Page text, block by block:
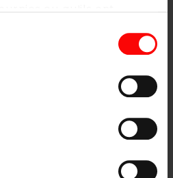
à tout moment modifier
politique
pensionné, en